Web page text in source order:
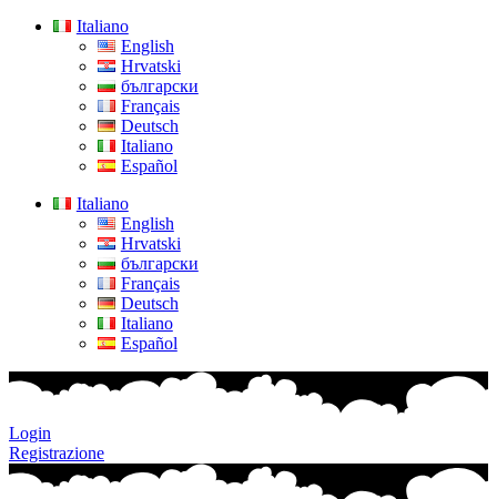
Italiano
English
Hrvatski
български
Français
Deutsch
Italiano
Español
Italiano
English
Hrvatski
български
Français
Deutsch
Italiano
Español
Login
Registrazione